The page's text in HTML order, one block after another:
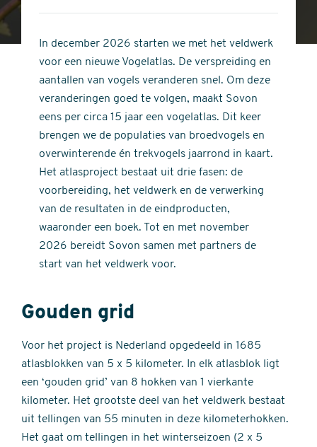
stars
of
stars
In december 2026 starten we met het veldwerk
voor een nieuwe Vogelatlas. De verspreiding en
aantallen van vogels veranderen snel. Om deze
veranderingen goed te volgen, maakt Sovon
eens per circa 15 jaar een vogelatlas. Dit keer
brengen we de populaties van broedvogels en
overwinterende én trekvogels jaarrond in kaart.
Het atlasproject bestaat uit drie fasen: de
voorbereiding, het veldwerk en de verwerking
van de resultaten in de eindproducten,
waaronder een boek. Tot en met november
2026 bereidt Sovon samen met partners de
start van het veldwerk voor.
Gouden grid
Voor het project is Nederland opgedeeld in 1685
atlasblokken van 5 x 5 kilometer. In elk atlasblok ligt
een ‘gouden grid’ van 8 hokken van 1 vierkante
kilometer. Het grootste deel van het veldwerk bestaat
uit tellingen van 55 minuten in deze kilometerhokken.
Het gaat om tellingen in het winterseizoen (2 x 5